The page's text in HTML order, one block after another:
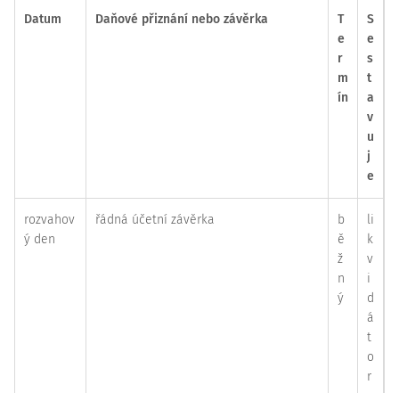
Datum Daňové přiznání nebo závěrka
T
e
r
m
ín
S
e
s
t
a
v
u
j
e
rozvahov
ý den
řádná účetní závěrka
b
ě
ž
n
ý
li
k
v
i
d
á
t
o
r